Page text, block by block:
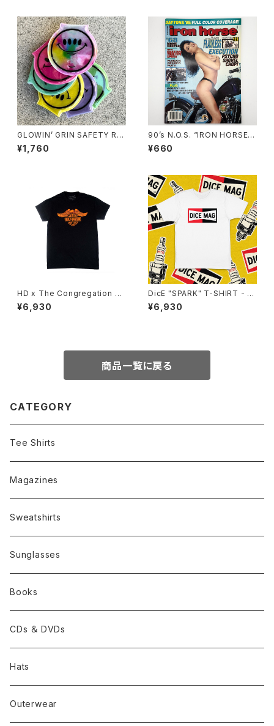
GLOWIN’ GRIN SAFETY RE
FLECTOR LIGHT, ver.2 by
Burrito Breath x Rubbish R
¥1,760
90’s N.O.S. “IRON HORSE”
magazine #135(Aug.’95 iss
ue)
¥660
HD x The Congregation Sh
ow 2025 Tee - Black
¥6,930
DicE "SPARK" T-SHIRT - W
HITE
¥6,930
商品一覧に戻る
CATEGORY
Tee Shirts
Magazines
Sweatshirts
Sunglasses
Books
CDs ＆ DVDs
Hats
Outerwear